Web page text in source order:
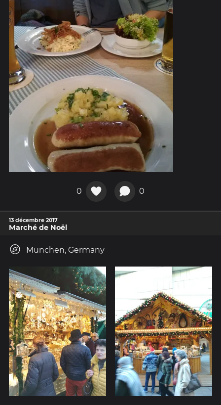
0 0
13 décembre 2017
Marché de Noël
München, Germany